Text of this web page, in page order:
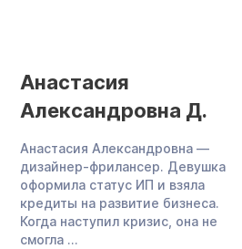
Анастасия
Александровна Д.
Анастасия Александровна —
дизайнер-фрилансер. Девушка
оформила статус ИП и взяла
кредиты на развитие бизнеса.
Когда наступил кризис, она не
смогла ...